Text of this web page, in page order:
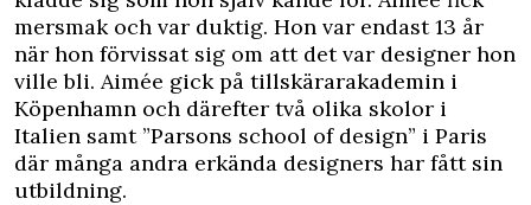
mersmak och var duktig. Hon var endast 13 år
när hon förvissat sig om att det var designer hon
ville bli. Aimée gick på tillskärarakademin i
Köpenhamn och därefter två olika skolor i
Italien samt ”Parsons school of design” i Paris
där många andra erkända designers har fått sin
utbildning.